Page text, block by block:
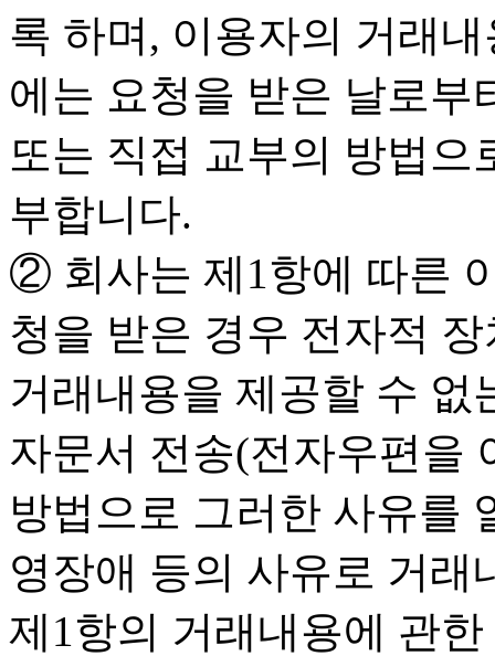
록 하며, 이용자의 거래
에는 요청을 받은 날로부
또는 직접 교부의 방법으
부합니다.
② 회사는 제1항에 따른
청을 받은 경우 전자적
거래내용을 제공할 수 없
자문서 전송(전자우편을
방법으로 그러한 사유를
영장애 등의 사유로 거래
제1항의 거래내용에 관